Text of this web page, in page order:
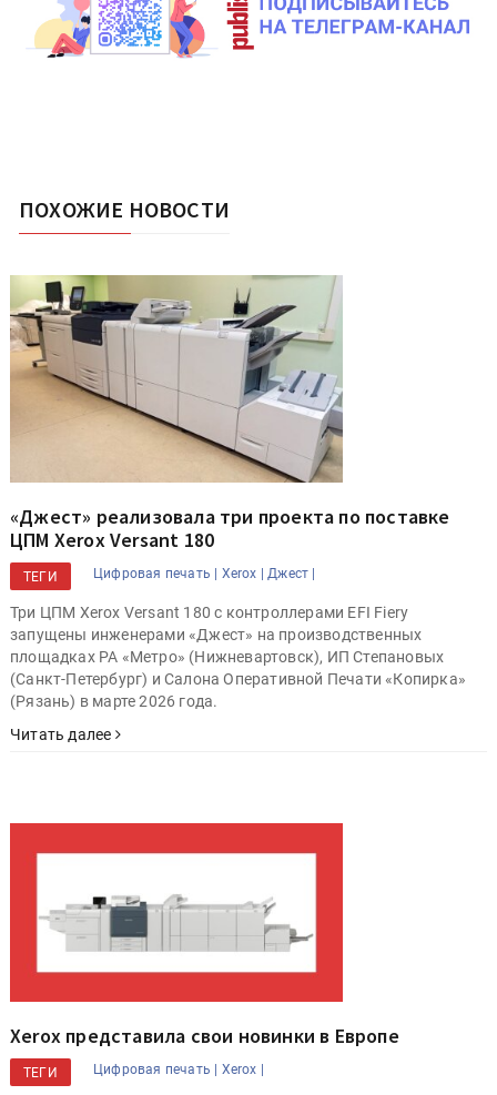
ПОХОЖИЕ НОВОСТИ
«Джест» реализовала три проекта по поставке
ЦПМ Xerox Versant 180
ТЕГИ Цифровая печать | Xerox | Джест |
Три ЦПМ Xerox Versant 180 с контроллерами EFI Fiery
запущены инженерами «Джест» на производственных
площадках РА «Метро» (Нижневартовск), ИП Степановых
(Санкт-Петербург) и Салона Оперативной Печати «Копирка»
(Рязань) в марте 2026 года.
Читать далее
Xerox представила свои новинки в Европе
ТЕГИ Цифровая печать | Xerox |